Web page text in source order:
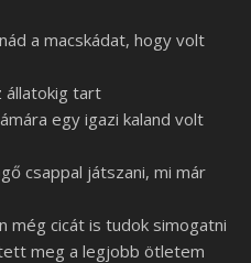
a macskádat, hogy volt
állatokig tart
egy igazi kaland volt
csappal játszani, mi már
még cicát is tudok simogatni
meg a legjobb ötletem